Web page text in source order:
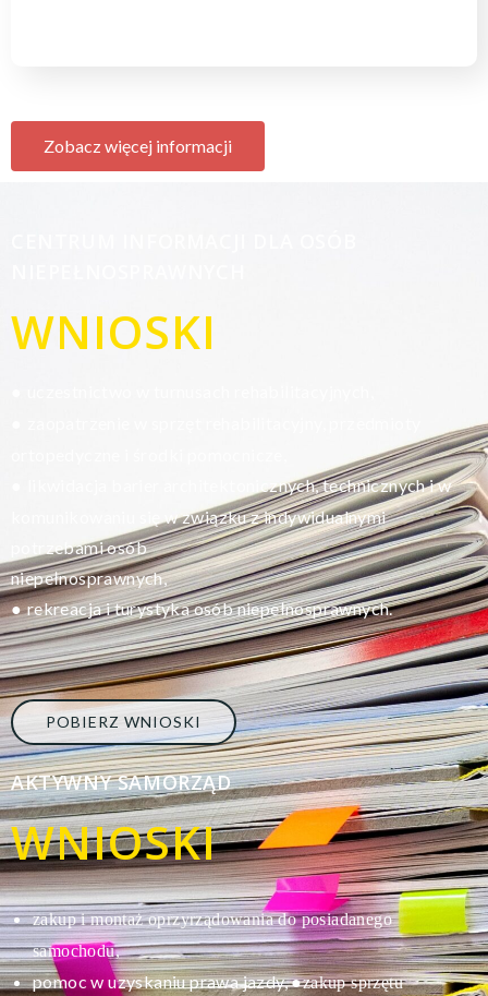
Zobacz więcej informacji
WNIOSKI
likwidacja barier architektonicznych, technicznych i w
komunikowaniu się w związku z indywidualnymi
potrzebami osób
niepełnosprawnych,
●rekreacja i turystyka osób niepełnosprawnych.
POBIERZ WNIOSKI
AKTYWNY SAMORZĄD
WNIOSKI
zakup i montaż oprzyrządowania do posiadanego
samochodu,
pomoc w uzyskaniu prawa jazdy,●zakup sprzętu